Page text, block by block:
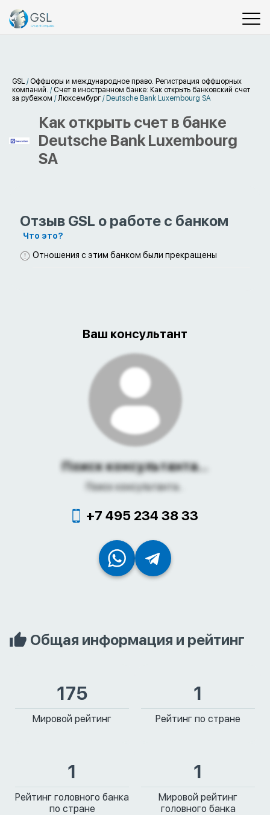
GSL / Оффшоры и международное право. Регистрация оффшорных
компаний. / Счет в иностранном банке: Как открыть банковский счет
за рубежом /Люксембург / Deutsche Bank Luxembourg SA
Как открыть счет в банке
Deutsche Bank Luxembourg
SA
Отзыв GSL о работе с банком
Что это?
Отношения с этим банком были прекращены
Ваш консультант
Поиск консультанта...
Поиск консультанта...
+7 495 234 38 33
Общая информация и рейтинг
175
Мировой рейтинг
1
Рейтинг по стране
1
Рейтинг головного банка
по стране
1
Мировой рейтинг
головного банка